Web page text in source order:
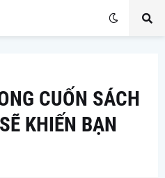
CUỐN SÁCH
KHIẾN BẠN